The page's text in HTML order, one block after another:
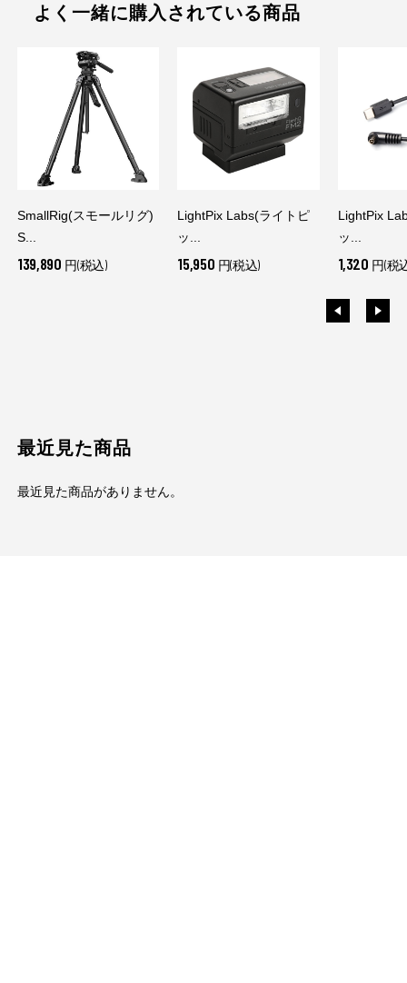
よく一緒に購入されている商品
SmallRig(スモールリグ)
S...
139,890 円(税込)
LightPix Labs(ライトピ
ッ...
15,950 円(税込)
LightPix
ッ...
1,320 円(税
最近見た商品
最近見た商品がありません。